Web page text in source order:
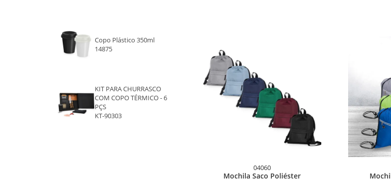
BRANCO
AMARELO
PRETO E CINZA
VERDE E CINZA
Copo Plástico 350ml
14875
KIT PARA CHURRASCO
COM COPO TÉRMICO - 6
PÇS
KT-90303
04060
Mochila Saco Poliéster